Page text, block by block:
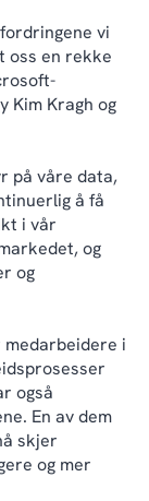
vi
oss en rekke
Kim Kragh og
på våre data,
å få
i vår
og
og
medarbeidere i
også
En av dem
skjer
og mer